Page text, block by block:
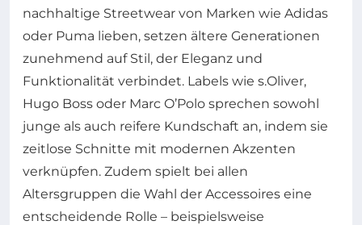
nachhaltige Streetwear von Marken wie Adidas
oder Puma lieben, setzen ältere Generationen
zunehmend auf Stil, der Eleganz und
Funktionalität verbindet. Labels wie s.Oliver,
Hugo Boss oder Marc O’Polo sprechen sowohl
junge als auch reifere Kundschaft an, indem sie
zeitlose Schnitte mit modernen Akzenten
verknüpfen. Zudem spielt bei allen
Altersgruppen die Wahl der Accessoires eine
entscheidende Rolle – beispielsweise